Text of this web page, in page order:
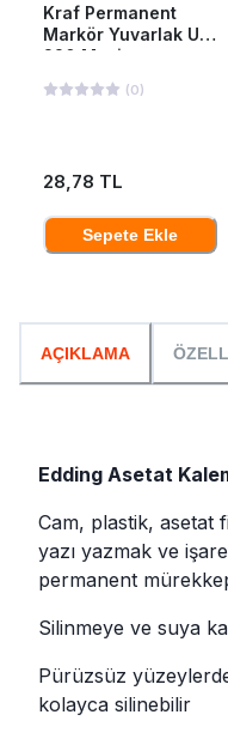
Kraf Permanent
Markör Yuvarlak Uç
220 Mavi
(0)
28,78 TL
Sepete Ekle
AÇIKLAMA
Edding Asetat
Cam, plastik, asetat
yazı yazmak ve
permanent
Silinmeye ve suya
Pürüzsüz
kolayca silinebilir